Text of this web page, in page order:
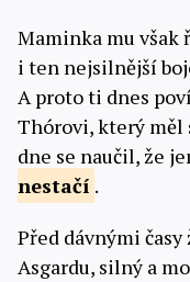
Maminka mu však
i ten nejsilnější
A proto ti dnes
Thórovi, který měl
dne se naučil, že
nestačí .
Před dávnými
Asgardu, silný a